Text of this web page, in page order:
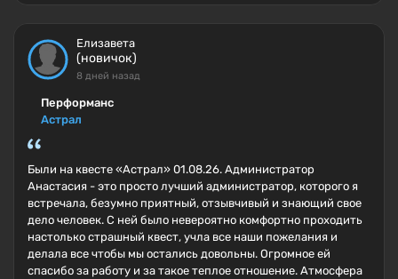
Елизавета
(новичок)
8 дней назад
Перформанс
Астрал
Были на квесте «Астрал» 01.08.26. Администратор
Анастасия - это просто лучший администратор, которого я
встречала, безумно приятный, отзывчивый и знающий свое
дело человек. С ней было невероятно комфортно проходить
настолько страшный квест, учла все наши пожелания и
делала все чтобы мы остались довольны. Огромное ей
спасибо за работу и за такое теплое отношение. Атмосфера